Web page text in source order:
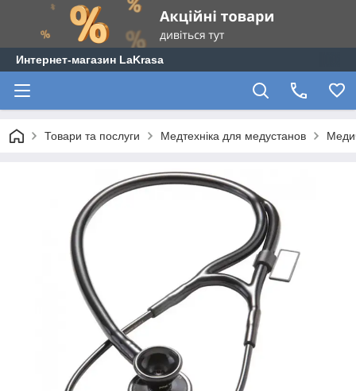
Интернет-магазин LaKrasa
Товари та послуги Медтехніка для медустанов